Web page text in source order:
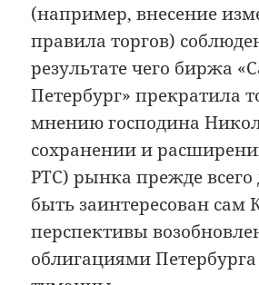
(например, внесение
правила торгов)
результате чего биржа
Петербург» прекратила
мнению господина
сохранении и
РТС) рынка прежде
быть заинтересован сам
перспективы
облигациями